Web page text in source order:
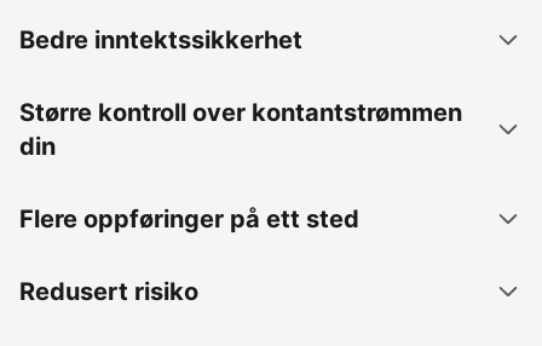
Bedre inntektssikkerhet
Større kontroll over kontantstrømmen
din
Flere oppføringer på ett sted
Redusert risiko